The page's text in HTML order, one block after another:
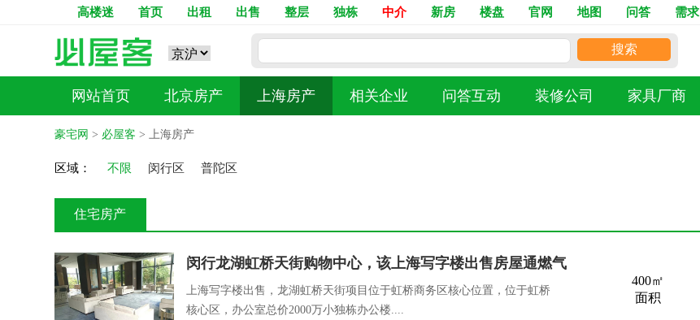
高楼迷 首页 出租 出售 整层 独栋 中介 新房 楼盘 官网 地图 问答 需求
搜索
网站首页 北京房产 上海房产 相关企业 问答互动 装修公司 家具厂商
资讯中心 进入总站
豪宅网 > 必屋客 > 上海房产
区域： 不限 闵行区 普陀区
住宅房产
闵行龙湖虹桥天街购物中心，该上海写字楼出售房屋通燃气
上海写字楼出售，龙湖虹桥天街项目位于虹桥商务区核心位置，位于虹桥
核心区，办公室总价2000万小独栋办公楼....
400㎡
面积